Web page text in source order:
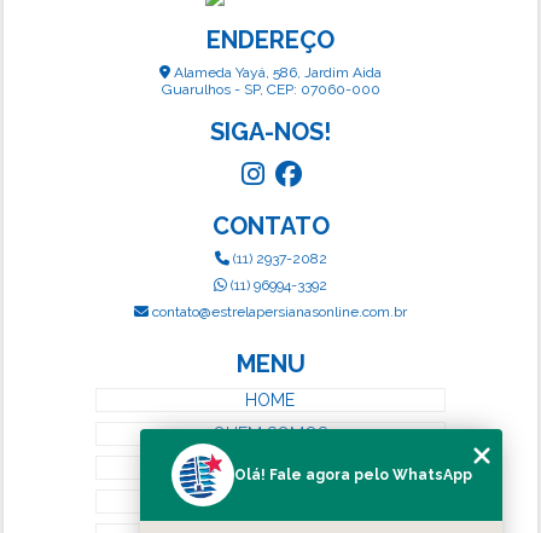
ENDEREÇO
Alameda Yayá, 586, Jardim Aida
Guarulhos - SP, CEP: 07060-000
SIGA-NOS!
CONTATO
(11) 2937-2082
(11) 96994-3392
contato@estrelapersianasonline.com.br
MENU
HOME
QUEM SOMOS
SERVIÇOS
Olá! Fale agora pelo WhatsApp